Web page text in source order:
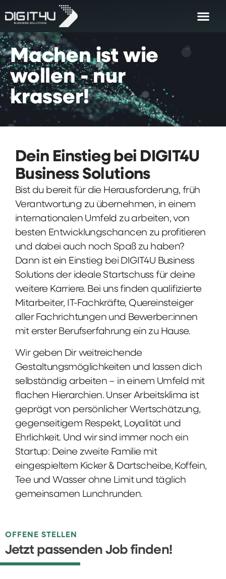
Machen ist wie
wollen - nur
krasser!
Dein Einstieg bei DIGIT4U
Business Solutions
Bist du bereit für die Herausforderung, früh
Verantwortung zu übernehmen, in einem
internationalen Umfeld zu arbeiten, von
besten Entwicklungschancen zu profitieren
und dabei auch noch Spaß zu haben?
Dann ist ein Einstieg bei DIGIT4U Business
Solutions der ideale Startschuss für deine
weitere Karriere. Bei uns finden qualifizierte
Mitarbeiter, IT-Fachkräfte, Quereinsteiger
aller Fachrichtungen und Bewerber:innen
mit erster Berufserfahrung ein zu Hause.
Wir geben Dir weitreichende
Gestaltungsmöglichkeiten und lassen dich
selbständig arbeiten – in einem Umfeld mit
flachen Hierarchien. Unser Arbeitsklima ist
geprägt von persönlicher Wertschätzung,
gegenseitigem Respekt, Loyalität und
Ehrlichkeit. Und wir sind immer noch ein
Startup: Deine zweite Familie mit
eingespieltem Kicker & Dartscheibe, Koffein,
Tee und Wasser ohne Limit und täglich
gemeinsamen Lunchrunden.
OFFENE STELLEN
Jetzt passenden Job finden!